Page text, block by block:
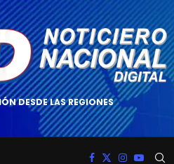
DESDE LAS REGIONES